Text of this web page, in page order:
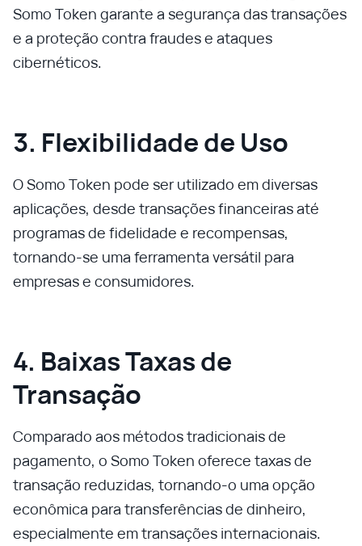
Somo Token garante a segurança das transações
e a proteção contra fraudes e ataques
cibernéticos.
3. Flexibilidade de Uso
O Somo Token pode ser utilizado em diversas
aplicações, desde transações financeiras até
programas de fidelidade e recompensas,
tornando-se uma ferramenta versátil para
empresas e consumidores.
4. Baixas Taxas de
Transação
Comparado aos métodos tradicionais de
pagamento, o Somo Token oferece taxas de
transação reduzidas, tornando-o uma opção
econômica para transferências de dinheiro,
especialmente em transações internacionais.